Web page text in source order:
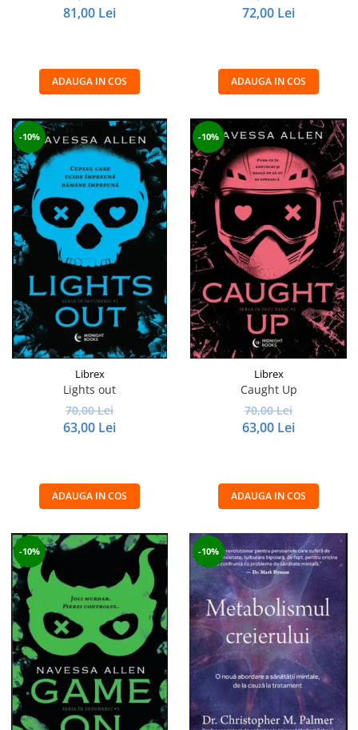
81,00 Lei
ADAUGA IN COS
72,00 Lei
ADAUGA IN COS
-10%
Librex
Lights out
70,00 Lei
63,00 Lei
ADAUGA IN COS
-10%
Librex
Caught Up
70,00 Lei
63,00 Lei
ADAUGA IN COS
-10% -10%